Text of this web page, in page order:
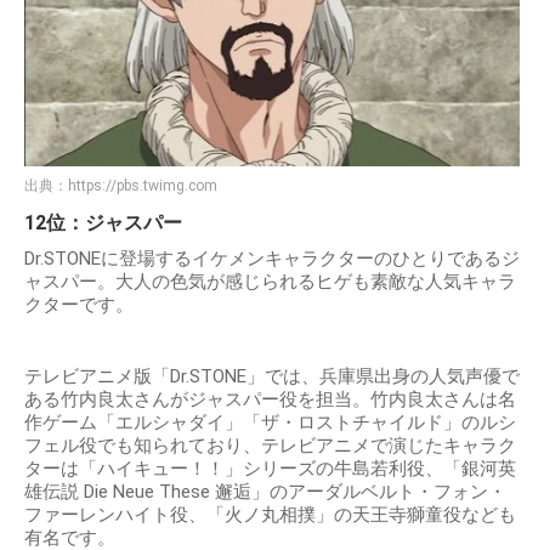
出典： https://pbs.twimg.com
12位：ジャスパー
Dr.STONEに登場するイケメンキャラクターのひとりであるジ
ャスパー。大人の色気が感じられるヒゲも素敵な人気キャラ
クターです。
テレビアニメ版「Dr.STONE」では、兵庫県出身の人気声優で
ある竹内良太さんがジャスパー役を担当。竹内良太さんは名
作ゲーム「エルシャダイ」「ザ・ロストチャイルド」のルシ
フェル役でも知られており、テレビアニメで演じたキャラク
ターは「ハイキュー！！」シリーズの牛島若利役、「銀河英
雄伝説 Die Neue These 邂逅」のアーダルベルト・フォン・
ファーレンハイト役、「火ノ丸相撲」の天王寺獅童役なども
有名です。